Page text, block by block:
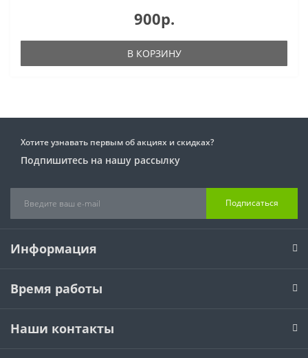
900р.
В КОРЗИНУ
Хотите узнавать первым об акциях и скидках?
Подпишитесь на нашу рассылку
Подписаться
Информация
Время работы
Наши контакты